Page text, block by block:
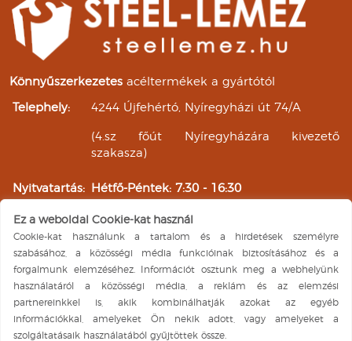
Könnyűszerkezetes acéltermékek a gyártótól
Telephely: 4244 Újfehértó, Nyíregyházi út 74/A
(4.sz főút Nyíregyházára kivezető
szakasza)
Nyitvatartás:
Hétfő-Péntek: 7:30 - 16:30
Vasárnap: ZÁRVA
Szombat: 8:00 - 11:00
Facebook elérhetőségünk
A weboldal üzemeltetője a Steel-Lemez Kft. Minden jog
Ez a weboldal Cookie-kat használ
Cookie-kat használunk a tartalom és a hirdetések személyre
szabásához, a közösségi média funkcióinak biztosításához és a
forgalmunk elemzéséhez. Információt osztunk meg a webhelyünk
használatáról a közösségi média, a reklám és az elemzési
partnereinkkel is, akik kombinálhatják azokat az egyéb
információkkal, amelyeket Ön nekik adott, vagy amelyeket a
szolgáltatásaik használatából gyűjtöttek össze.